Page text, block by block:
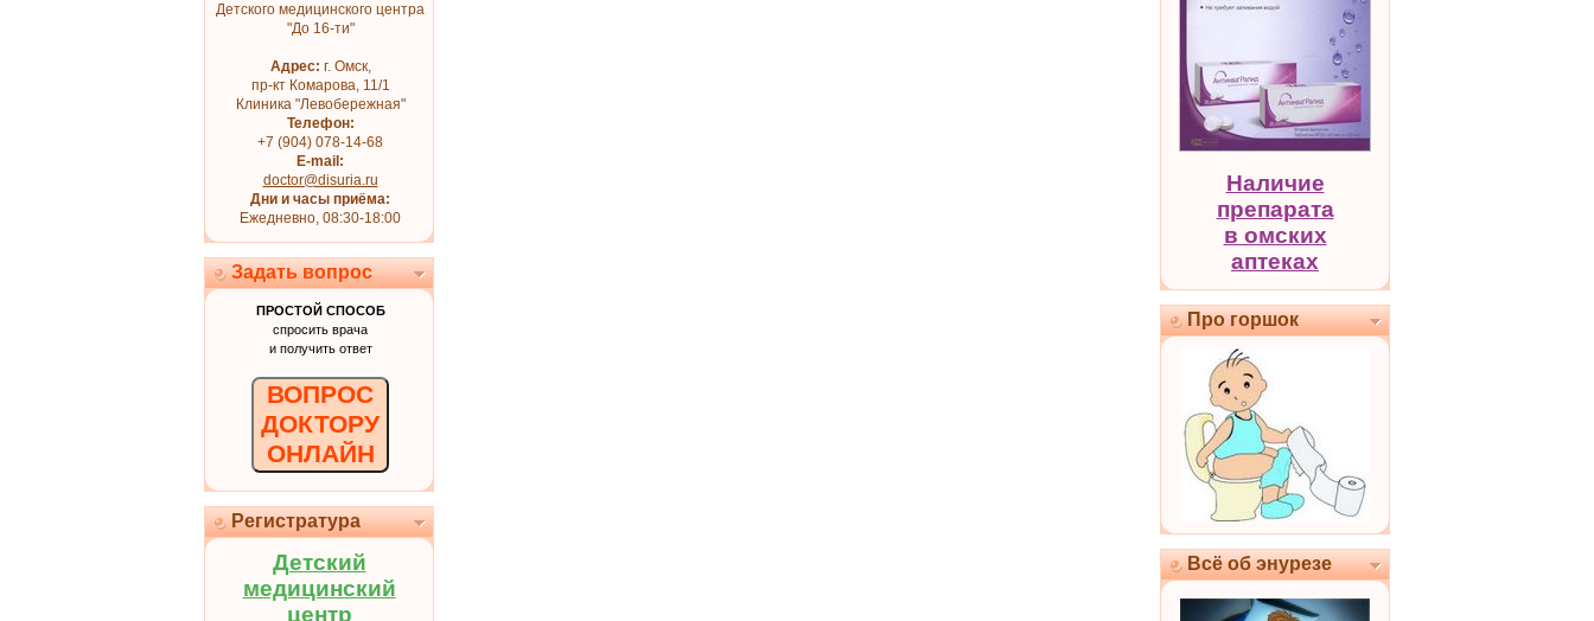
Детского медицинского центра
"До 16-ти"
Адрес: г. Омск,
пр-кт Комарова, 11/1
Клиника "Левобережная"
Телефон:
+7 (904) 078-14-68
E-mail:
doctor@disuria.ru
Дни и часы приёма:
Ежедневно, 08:30-18:00
Задать вопрос
ПРОСТОЙ СПОСОБ
спросить врача
и получить ответ
ВОПРОС
ДОКТОРУ
ОНЛАЙН
Регистратура
Детский
медицинский
центр
Наличие
препарата
в омских
аптеках
Про горшок
Всё об энурезе